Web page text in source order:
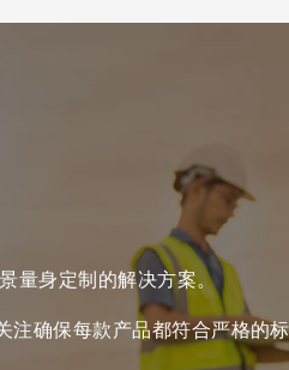
量身定制的解决方案。
注确保每款产品都符合严格的标